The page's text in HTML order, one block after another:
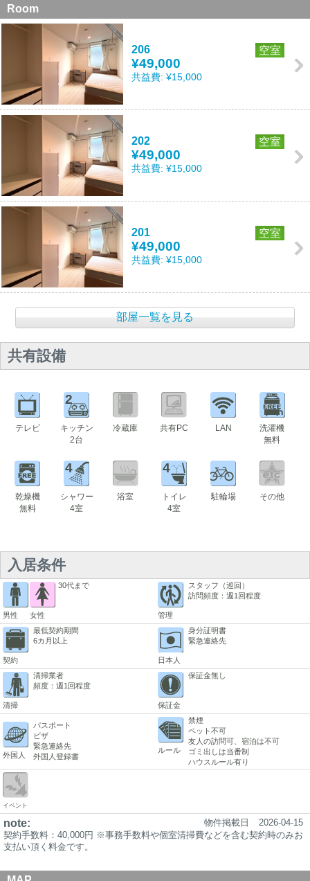
Room
206 空室
¥49,000
共益費: ¥15,000
202 空室
¥49,000
共益費: ¥15,000
201 空室
¥49,000
共益費: ¥15,000
部屋一覧を見る
共有設備
テレビ
2
キッチン
2台
冷蔵庫 共有PC LAN
洗濯機
無料
乾燥機
無料
4
シャワー
4室
浴室
4
トイレ
4室
駐輪場 その他
入居条件
男性 女性
30代まで
管理
スタッフ（巡回）
訪問頻度：週1回程度
契約
最低契約期間
6カ月以上
日本人
身分証明書
緊急連絡先
清掃
清掃業者
頻度：週1回程度
保証金
保証金無し
外国人
パスポート
ビザ
緊急連絡先
外国人登録書
ルール
禁煙
ペット不可
友人の訪問可、宿泊は不可
ゴミ出しは当番制
ハウスルール有り
イベント
note: 物件掲載日
2026-04-15
契約手数料：40,000円 ※事務手数料や個室清掃費などを含む契約時のみお
支払い頂く料金です。